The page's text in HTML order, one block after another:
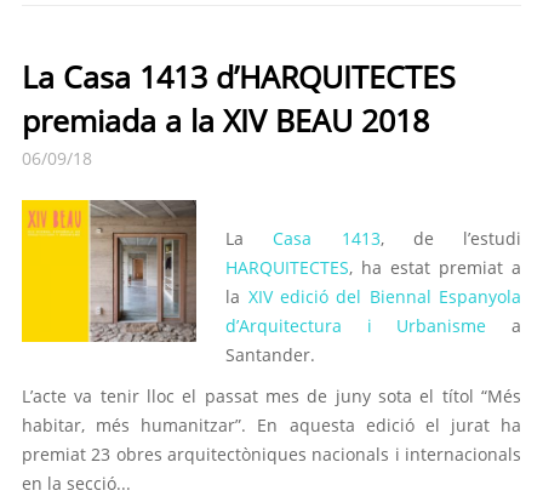
La Casa 1413 d’HARQUITECTES
premiada a la XIV BEAU 2018
06/09/18
LaCasa 1413, de l’estudi
HARQUITECTES, ha estat premiat a
la XIV edició del Biennal Espanyola
d’Arquitectura i Urbanisme a
Santander.
L’acte va tenir lloc el passat mes de juny sota el títol “Més
habitar, més humanitzar”. En aquesta edició el jurat ha
premiat 23 obres arquitectòniques nacionals i internacionals
en la secció...